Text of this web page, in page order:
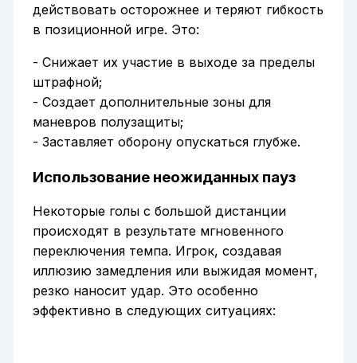
действовать осторожнее и теряют гибкость
в позиционной игре. Это:
- Снижает их участие в выходе за пределы
штрафной;
- Создает дополнительные зоны для
маневров полузащиты;
- Заставляет оборону опускаться глубже.
Использование неожиданных пауз
Некоторые голы с большой дистанции
происходят в результате мгновенного
переключения темпа. Игрок, создавая
иллюзию замедления или выжидая момент,
резко наносит удар. Это особенно
эффективно в следующих ситуациях: